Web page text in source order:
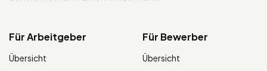
Für Arbeitgeber
Übersicht
Für Bewerber
Übersicht